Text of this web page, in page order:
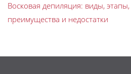
Восковая депиляция: виды,
преимущества и недостатки